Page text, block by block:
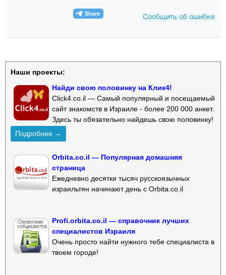
Сообщить об ошибке
Наши проекты:
Найди свою половинку на Клик4!
Click4.co.il — Самый популярный и посещаемый
сайт знакомств в Израиле - более 200 000 анкет.
Здесь ты обязательно найдешь свою половинку!
Подробнее →
Orbita.co.il — Популярная домашняя
страница
Ежедневно десятки тысяч русскоязычных
израильтян начинают день с Orbita.co.il
Profi.orbita.co.il — справочник лучших
специалистов Израиля
Очень просто найти нужного тебе специалиста в
твоем городе!